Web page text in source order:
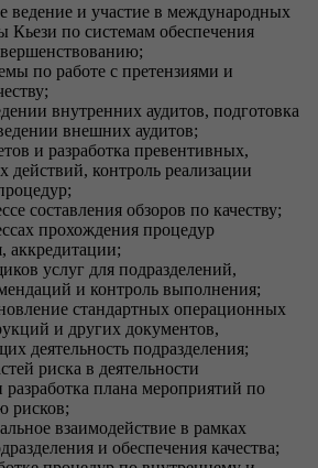
ведение и участие в международных
Кьези по системам обеспечения
по работе с претензиями и
внутренних аудитов, подготовка
внешних аудитов;
и разработка превентивных,
действий, контроль реализации
составления обзоров по качеству;
прохождения процедур
аккредитации;
услуг для подразделений,
и контроль выполнения;
стандартных операционных
и других документов,
деятельность подразделения;
риска в деятельности
разработка плана мероприятий по
рисков;
взаимодействие в рамках
и обеспечения качества;